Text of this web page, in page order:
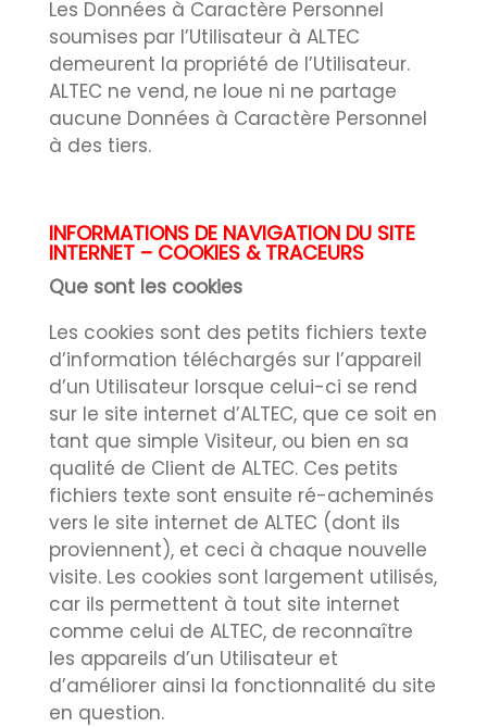
Les Données à Caractère Personnel
soumises par l’Utilisateur à ALTEC
demeurent la propriété de l’Utilisateur.
ALTEC ne vend, ne loue ni ne partage
aucune Données à Caractère Personnel
à des tiers.
INFORMATIONS DE NAVIGATION DU SITE
INTERNET – COOKIES & TRACEURS
Que sont les cookies
Les cookies sont des petits fichiers texte
d’information téléchargés sur l’appareil
d’un Utilisateur lorsque celui-ci se rend
sur le site internet d’ALTEC, que ce soit en
tant que simple Visiteur, ou bien en sa
qualité de Client de ALTEC. Ces petits
fichiers texte sont ensuite ré-acheminés
vers le site internet de ALTEC (dont ils
proviennent), et ceci à chaque nouvelle
visite. Les cookies sont largement utilisés,
car ils permettent à tout site internet
comme celui de ALTEC, de reconnaître
les appareils d’un Utilisateur et
d’améliorer ainsi la fonctionnalité du site
en question.